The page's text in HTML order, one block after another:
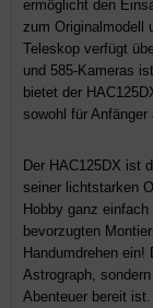
ermöglicht den
zum Originalmodell
Teleskop verfügt
und 585-Kameras
bietet der
sowohl für
Der HAC125DX ist
seiner lichtstarken
Hobby ganz
bevorzugten
Handumdrehen
Astrograph,
Abenteuer bereit ist.